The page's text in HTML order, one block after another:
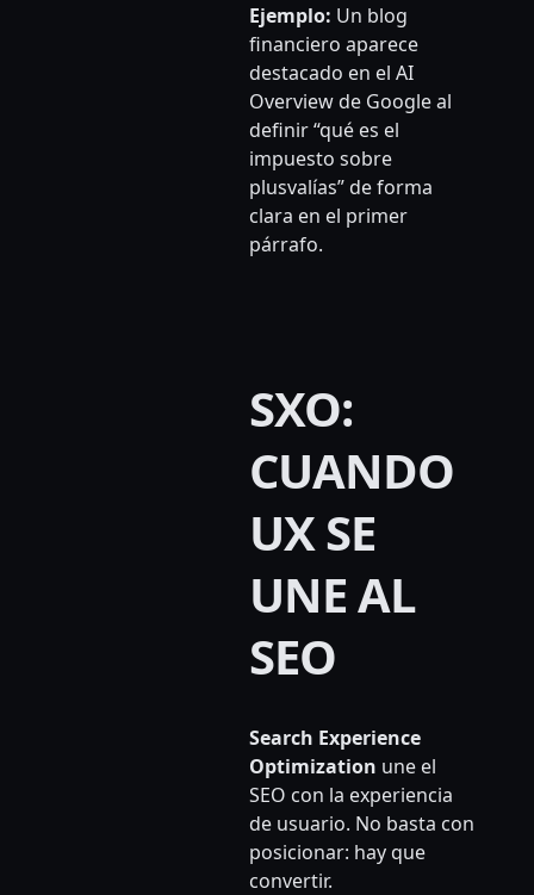
Ejemplo: Un blog
financiero aparece
destacado en el AI
Overview de Google al
definir “qué es el
impuesto sobre
plusvalías” de forma
clara en el primer
párrafo.
SXO:
CUANDO
UX SE
UNE AL
SEO
Search Experience
Optimization une el
SEO con la experiencia
de usuario. No basta con
posicionar: hay que
convertir.